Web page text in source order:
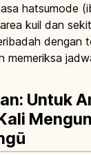
hatsumode
kuil dan
dengan
memeriksa
Untuk